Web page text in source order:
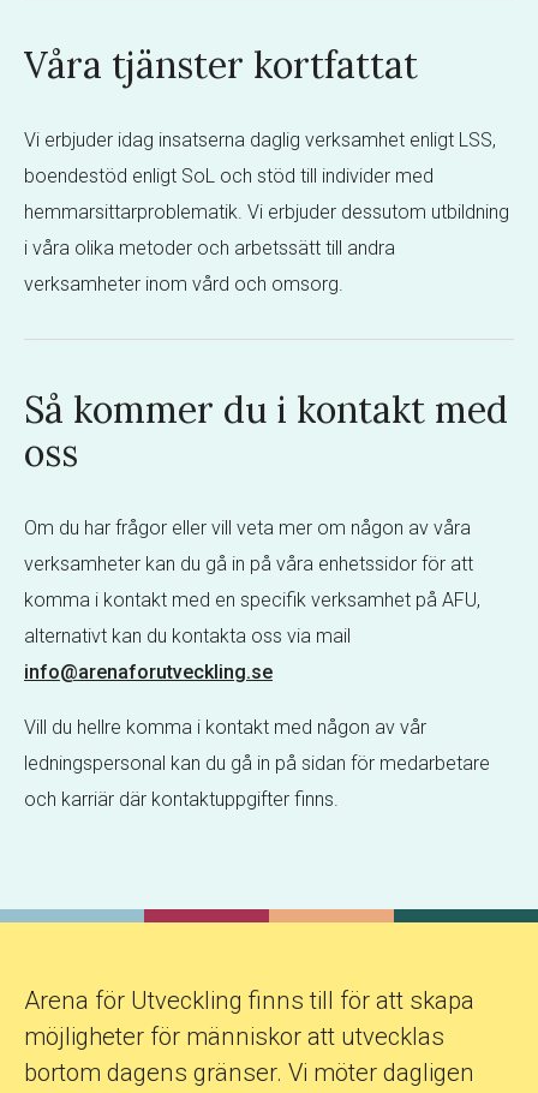
Våra tjänster kortfattat
Vi erbjuder idag insatserna daglig verksamhet enligt LSS,
boendestöd enligt SoL och stöd till individer med
hemmarsittarproblematik. Vi erbjuder dessutom utbildning
i våra olika metoder och arbetssätt till andra
verksamheter inom vård och omsorg.
Så kommer du i kontakt med
oss
Om du har frågor eller vill veta mer om någon av våra
verksamheter kan du gå in på våra enhetssidor för att
komma i kontakt med en specifik verksamhet på AFU,
alternativt kan du kontakta oss via mail
info@arenaforutveckling.se
Vill du hellre komma i kontakt med någon av vår
ledningspersonal kan du gå in på sidan för medarbetare
och karriär där kontaktuppgifter finns.
Arena för Utveckling finns till för att skapa
möjligheter för människor att utvecklas
bortom dagens gränser. Vi möter dagligen